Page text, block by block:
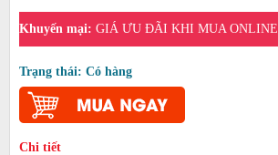
Khuyến mại: GIÁ ƯU ĐÃI KHI MUA ONLINE
Trạng thái: Có hàng
Chi tiết